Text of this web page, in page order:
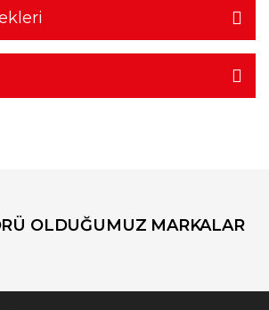
OLDUĞUMUZ MARKALAR